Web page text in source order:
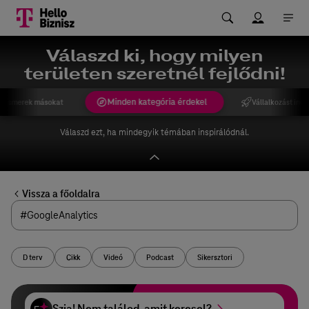
Válaszd ki, hogy milyen
területen szeretnél fejlődni!
Minden kategória érdekel Vállalkozást
másokat
Válaszd ezt, ha mindegyik témában inspirálódnál.
Vissza a főoldalra
D terv Cikk Videó Podcast Sikersztori